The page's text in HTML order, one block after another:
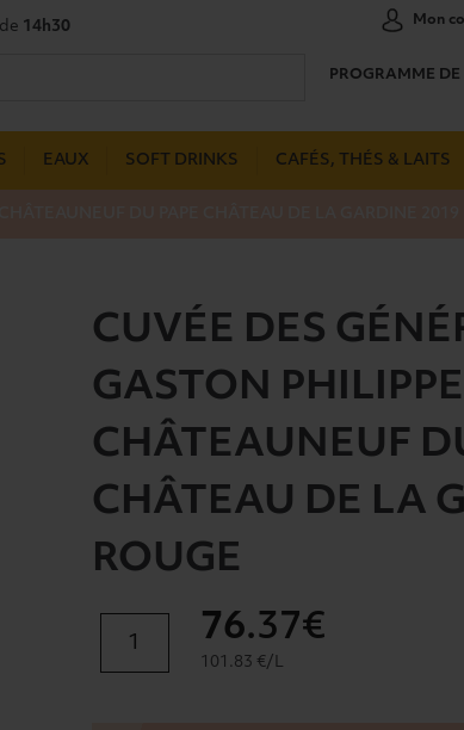
14h30 Mon
PROGRAMME DE
EAUX SOFT DRINKS CAFÉS, THÉS & LAITS
CUVÉE DES
GASTON PHILIPPE
CHÂTEAUNEUF
CHÂTEAU DE LA
ROUGE
76.37€
101.83 €/L